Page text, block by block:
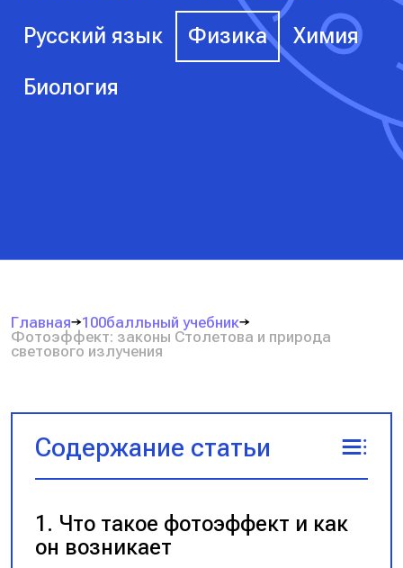
Русский язык Физика Химия
Биология
Главная
100балльный учебник
Фотоэффект: законы Столетова и природа
светового излучения
Содержание статьи
Что такое фотоэффект и как
он возникает